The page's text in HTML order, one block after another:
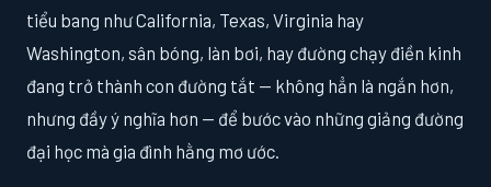
tiểu bang như California, Texas, Virginia hay
Washington, sân bóng, làn bơi, hay đường chạy điền kinh
đang trở thành con đường tắt — không hẳn là ngắn hơn,
nhưng đầy ý nghĩa hơn — để bước vào những giảng đường
đại học mà gia đình hằng mơ ước.